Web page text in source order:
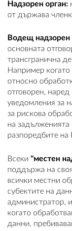
Надзорен орган:
от държава
Водещ надзорен
основната
трансгранична
Например
относно
отговорен, наред
уведомления за
за рискова
на задълженията
разпоредбите на
Всеки "местен
поддържа на
всички местни
субектите на
администратор,
когато
данни,